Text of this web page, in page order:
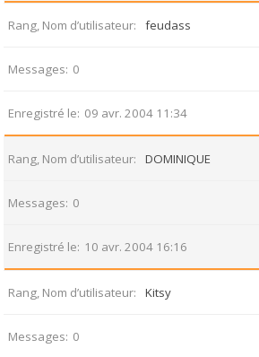
Rang, Nom d’utilisateur feudass
Messages 0
Enregistré le 09 avr. 2004 11:34
Rang, Nom d’utilisateur DOMINIQUE
Messages 0
Enregistré le 10 avr. 2004 16:16
Rang, Nom d’utilisateur Kitsy
Messages 0